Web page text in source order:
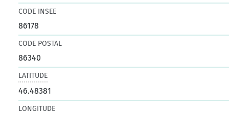
CODE INSEE
86178
CODE POSTAL
86340
LATITUDE
46.48381
LONGITUDE